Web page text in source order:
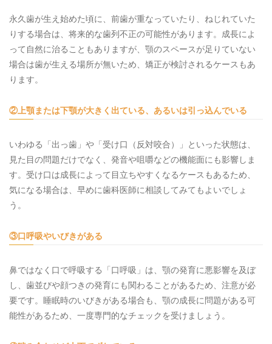
永久歯が生え始めた頃に、前歯が重なっていたり、ねじれていた
りする場合は、将来的な歯列不正の可能性があります。成長によ
って自然に治ることもありますが、顎のスペースが足りていない
場合は歯が生える場所が無いため、矯正が検討されるケースもあ
ります。
②上顎または下顎が大きく出ている、あるいは引っ込んでいる
いわゆる「出っ歯」や「受け口（反対咬合）」といった状態は、
見た目の問題だけでなく、発音や咀嚼などの機能面にも影響しま
す。受け口は成長によって目立ちやすくなるケースもあるため、
気になる場合は、早めに歯科医師に相談してみてもよいでしょ
う。
③口呼吸やいびきがある
鼻ではなく口で呼吸する「口呼吸」は、顎の発育に悪影響を及ぼ
し、歯並びや顔つきの発育にも関わることがあるため、注意が必
要です。睡眠時のいびきがある場合も、顎の成長に問題がある可
能性があるため、一度専門的なチェックを受けましょう。